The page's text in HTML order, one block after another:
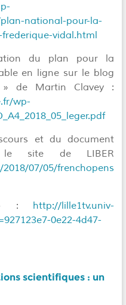
national-pour-la-
vidal.html
du plan pour la
en ligne sur le blog
» de Martin Clavey :
wp-
et du document
le site de LIBER
07/05/frenchopens
: http://lille1tv.univ-
0e22-4d47-
scientifiques : un